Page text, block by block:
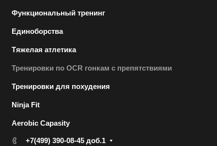
Функциональный тренинг
Единоборства
Тяжелая атлетика
Тренировки по OCR гонкам с препятствиями
Тренировки для похудения
Ninja Fit
Aerobic Capasity
+7(499) 390-08-45 доб.1